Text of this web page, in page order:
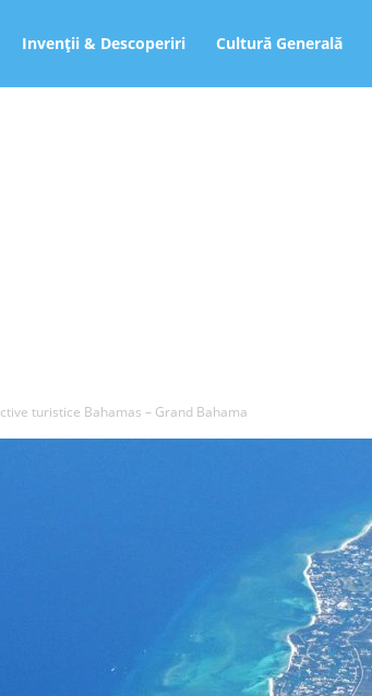
Invenții & Descoperiri Cultură Generală
turistice Bahamas – Grand Bahama